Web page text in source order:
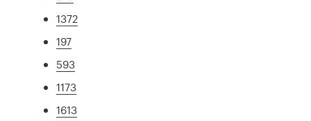
1372
197
593
1173
1613